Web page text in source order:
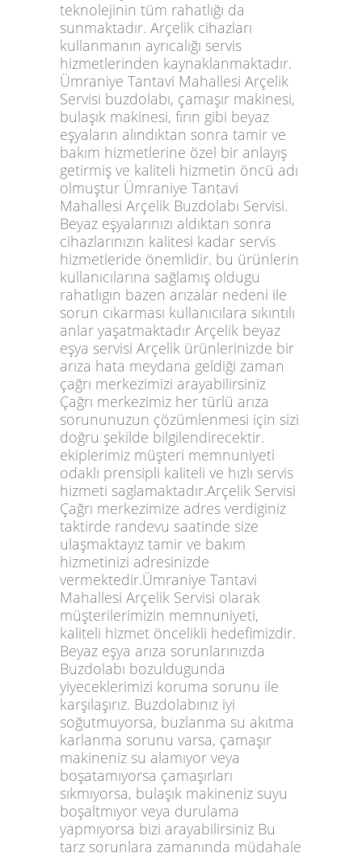
teknolejinin tüm rahatlığı da
sunmaktadır. Arçelik cihazları
kullanmanın ayrıcalığı servis
hizmetlerinden kaynaklanmaktadır.
Ümraniye Tantavi Mahallesi Arçelik
Servisi buzdolabı, çamaşır makinesi,
bulaşık makinesi, fırın gibi beyaz
eşyaların alındıktan sonra tamir ve
bakım hizmetlerine özel bir anlayış
getirmiş ve kaliteli hizmetin öncü adı
olmuştur Ümraniye Tantavi
Mahallesi Arçelik Buzdolabı Servisi.
Beyaz eşyalarınızı aldıktan sonra
cihazlarınızın kalitesi kadar servis
hizmetleride önemlidir. bu ürünlerin
kullanıcılarına sağlamış oldugu
rahatlıgın bazen arızalar nedeni ile
sorun cıkarması kullanıcılara sıkıntılı
anlar yaşatmaktadır Arçelik beyaz
eşya servisi Arçelik ürünlerinizde bir
arıza hata meydana geldiği zaman
çağrı merkezimizi arayabilirsiniz
Çağrı merkezimiz her türlü arıza
sorununuzun çözümlenmesi için sizi
doğru şekilde bilgilendirecektir.
ekiplerimiz müşteri memnuniyeti
odaklı prensipli kaliteli ve hızlı servis
hizmeti saglamaktadır.Arçelik Servisi
Çağrı merkezimize adres verdiginiz
taktirde randevu saatinde size
ulaşmaktayız tamir ve bakım
hizmetinizi adresinizde
vermektedir.Ümraniye Tantavi
Mahallesi Arçelik Servisi olarak
müşterilerimizin memnuniyeti,
kaliteli hizmet öncelikli hedefimizdir.
Beyaz eşya arıza sorunlarınızda
Buzdolabı bozuldugunda
yiyeceklerimizi koruma sorunu ile
karşılaşırız. Buzdolabınız iyi
soğutmuyorsa, buzlanma su akıtma
karlanma sorunu varsa, çamaşır
makineniz su alamıyor veya
boşatamıyorsa çamaşırları
sıkmıyorsa, bulaşık makineniz suyu
boşaltmıyor veya durulama
yapmıyorsa bizi arayabilirsiniz Bu
tarz sorunlara zamanında müdahale